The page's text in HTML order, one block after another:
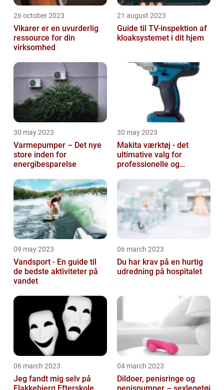
26 october 2023
Vikarer er en uvurderlig
ressource for din
virksomhed
21 august 2023
Guide til TV-inspektion af
kloaksystemet i dit hjem
30 may 2023
Varmepumper – Det nye
store inden for
energibesparelse
30 may 2023
Makita værktøj - det
ultimative valg for
professionelle og
selv'ere
09 may 2023
Vandsport - En guide til
de bedste aktiviteter på
vandet
06 march 2023
Du har krav på en hurtig
udredning på hospitalet
06 march 2023
Jeg fandt mig selv på
04 march 2023
Dildoer, penisringe og